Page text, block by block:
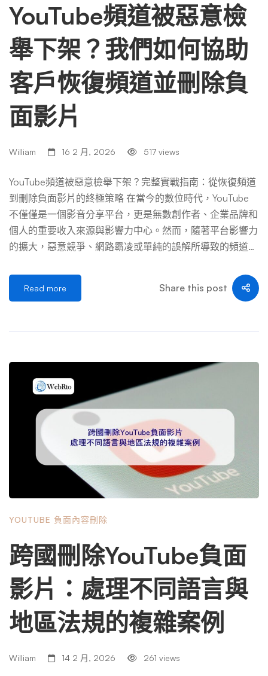
害被無限放大，從單一平台的觀看，變成了對其公眾形象的
全網覆蓋式打擊。 1.2 法律行動的展開：從發律師信到法庭
對峙 面對這種情況，李家誠方面採取了典型的法律應對策
略。首先，其法律團隊必然會向Google及其子公司YouTube
發出嚴厲的律師信，要求平台方基於侵權或誹謗為由，立即
下架相關的侵權影片。然而，平台方的初步回應往往無法令
權利人滿意。由於受到美國《通訊端正法》第230條（Secti
on 230 of the Communications Decency Act）等法律的保
有義務主動監控內容，且在接獲通知後，只要按照既定程序
處理，便可免於承擔法律責任。 在與平台協商無果後，提
訴便成為了最終選擇。李家誠方面很可能選擇在香港或對其
有利的司法管轄區提起訴訟，控告的對象除了最初的影片上
傳者，也可能將G […] …
YouTube頻道被惡意檢
舉下架？我們如何協助
客戶恢復頻道並刪除負
面影片
William 16 2 月, 2026 517 views
YouTube頻道被惡意檢舉下架？完整實戰指南：從恢復頻道
到刪除負面影片的終極策略 在當今的數位時代，YouTube
不僅僅是一個影音分享平台，更是無數創作者、企業品牌和
個人的重要收入來源與影響力中心。然而，隨著平台影響力
的擴大，惡意競爭、網路霸凌或單純的誤解所導致的頻道被
千部影片、數十萬訂閱者一夕之間化為烏有，那種焦慮與無
助感是難以言喻的。 本文將深入探討這個棘手的問題，提
站穩腳步。這不僅是一篇教學文，更是一份你在數位世界中
的生存手冊。 第一部分：理解戰場——惡意檢舉的常見手
法與平台機制 在開始行動之前，我們必須先了解敵人是
誰，以及戰場的規則。YouTube 作為一個龐大的內容生態
系，其檢舉機制本意是為了維護社群秩序，但這套機制也容
易被濫用。 一、 惡意檢舉的常見類型 二、 YouTube 的審核
機制與漏洞 理解 YouTube 的審核流程，是反擊的關鍵。目
前 YouTube 主要依賴兩種審核方式： 核心問題： 惡意檢舉
者正是利用了平台「先下架、後審查」的防禦性機制，以及
二部分：黃金救援——頻道被下架後的第一時間行動 當你
請保持冷靜。接下來的 48 小時是黃金救援時間，你的每一
步都至關重要。 第一階段：確認狀態與蒐集證據 第二階
段：發起正式申訴 這是決定性的一步。許多人因為情緒激
動，寫出充滿情緒謾罵的申訴信，這通常會被直接忽略。你
需要的是一封「理性、結構清晰、符合平台規範」的申訴
書。 第三階段：等待期間的應對 提交申訴後，可能會需要
Read more Share this post
YOUTUBE 負面內容刪除
跨國刪除YouTube負面
影片：處理不同語言與
地區法規的複雜案例
William 14 2 月, 2026 261 views